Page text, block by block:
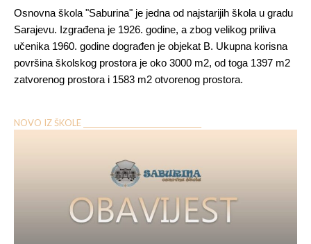
Osnovna škola "Saburina" je jedna od najstarijih škola u gradu
Sarajevu. Izgrađena je 1926. godine, a zbog velikog priliva
učenika 1960. godine dograđen je objekat B. Ukupna korisna
površina školskog prostora je oko 3000 m2, od toga 1397 m2
zatvorenog prostora i 1583 m2 otvorenog prostora.
NOVO IZ ŠKOLE __________________________________